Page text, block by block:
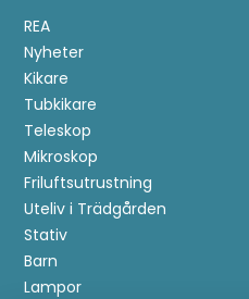
REA
Nyheter
Kikare
Tubkikare
Teleskop
Mikroskop
Friluftsutrustning
Uteliv i Trädgården
Stativ
Barn
Lampor